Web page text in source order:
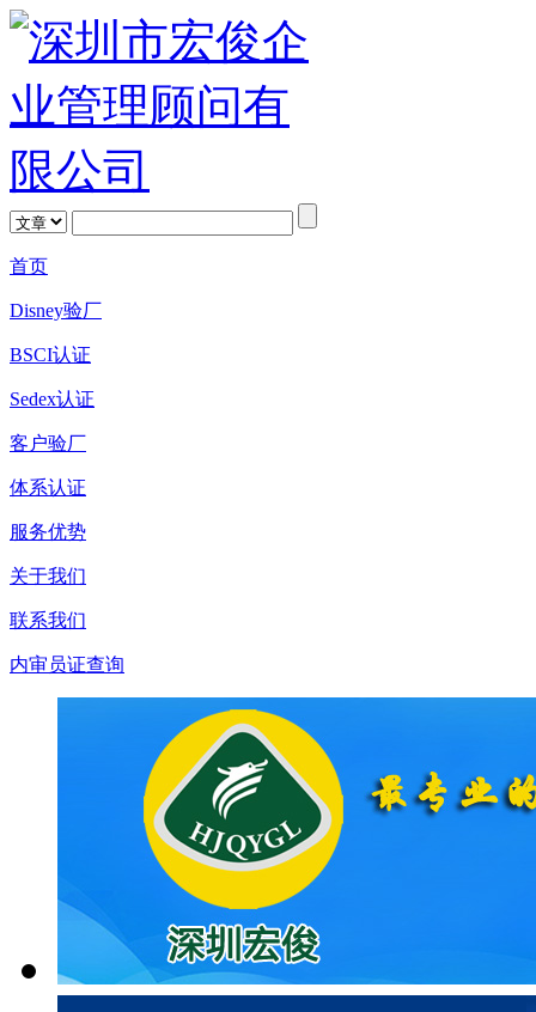
首页
Disney验厂
BSCI认证
Sedex认证
客户验厂
体系认证
服务优势
关于我们
联系我们
内审员证查询